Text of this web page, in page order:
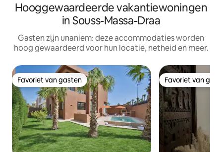
Hooggewaardeerde vakantiewoningen
in Souss-Massa-Draa
Gasten zijn unaniem: deze accommodaties worden
hoog gewaardeerd voor hun locatie, netheid en meer.
Favoriet van gasten
Favoriet van gasten Favoriet van
Favoriet van